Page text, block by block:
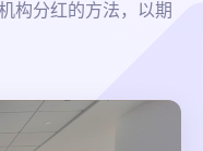
构分红的方法，以期